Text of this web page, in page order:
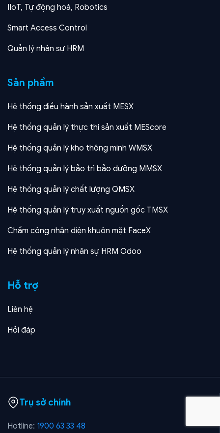
IIoT, Tự động hoá, Robotics
Smart Access Control
Quản lý nhân sự HRM
Sản phẩm
Hệ thống điều hành sản xuất MESX
Hệ thống quản lý thực thi sản xuất MEScore
Hệ thống quản lý kho thông minh WMSX
Hệ thống quản lý bảo trì bảo dưỡng MMSX
Hệ thống quản lý chất lượng QMSX
Hệ thống quản lý truy xuất nguồn gốc TMSX
Chấm công nhận diện khuôn mặt FaceX
Hệ thống quản lý nhân sự HRM Odoo
Hỗ trợ
Liên hệ
Hỏi đáp
Trụ sở chính
Hotline: 1900 63 33 48